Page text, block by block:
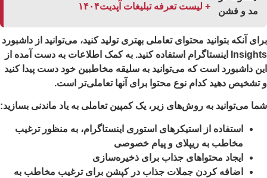
+ لیست تعرفه تبلیغات آپدیت۱۴۰۴
آنکه بتوانید محتوای تعاملی بهتری تولید کنید، می‌توانید از داشبورد
Insights اینستاگرام استفاده کنید. به کمک اطلاعات به دست آمده از
داشبورد است که می‌توانید به سلیقه مخاطبین خود دست پیدا کنید
تشخیص دهید کدام نوع محتوا برای آنها تعاملی‌تر است.
می‌توانید به روش‌های زیر، یک کمپین تعاملی به یاد ماندنی بسازید:
استفاده از استیکرهای استوری اینستاگرام، به منظور ترغیب
مخاطب به ریپلای و پیام خصوصی
ایجاد محتواهای جذاب برای ذخیره‌سازی
اضافه کردن جملات جذاب در کپشن برای ترغیب مخاطب به